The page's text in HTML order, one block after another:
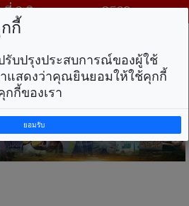
6 สิงหาคม พ.ศ. 2569
กี้
รับปรุงประสบการณ์ของผู้ใช้
าแสดงว่าคุณยินยอมให้ใช้คุกกี้
กี้ของเรา
ยอมรับ